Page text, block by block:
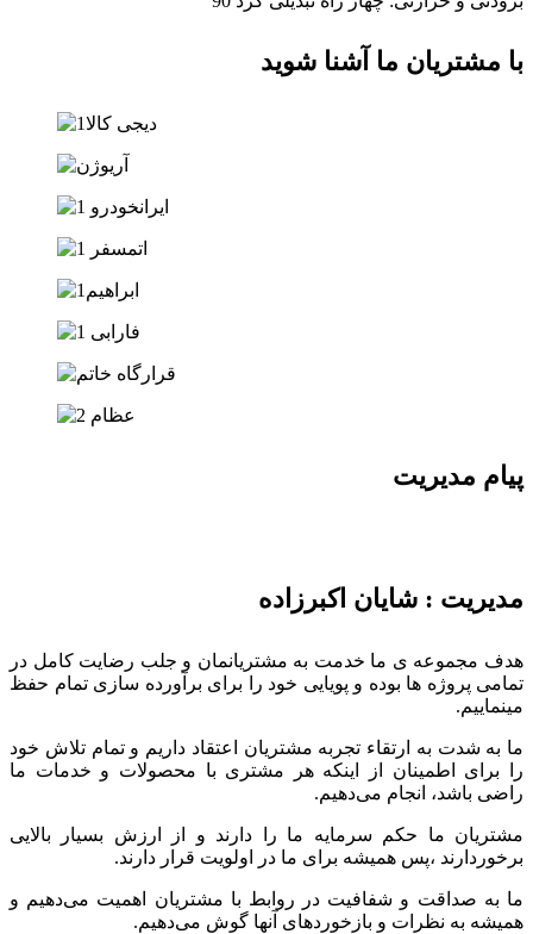
با مشتریان ما آشنا شوید
پیام مدیریت
مدیریت : شایان اکبرزاده
هدف مجموعه ی ما خدمت به مشتریانمان و جلب رضایت کامل در
تمامی پروژه ها بوده و پویایی خود را برای برآورده سازی تمام حفظ
مینماییم.
ما به شدت به ارتقاء تجربه مشتریان اعتقاد داریم و تمام تلاش خود
را برای اطمینان از اینکه هر مشتری با محصولات و خدمات ما
راضی باشد، انجام می‌دهیم.
مشتریان ما حکم سرمایه ما را دارند و از ارزش بسیار بالایی
برخوردارند ،پس همیشه برای ما در اولویت قرار دارند.
ما به صداقت و شفافیت در روابط با مشتریان اهمیت می‌دهیم و
همیشه به نظرات و بازخوردهای آنها گوش می‌دهیم.